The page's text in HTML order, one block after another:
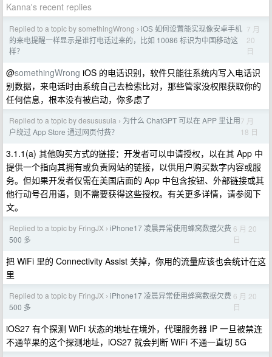
Kanna's recent replies
Replied to a topic by somethingWrong › iOS 如何设置能实现像安卓手机
的来电提醒一样显示是谁打电话过来的，比如 10086 标识为中国移动这
样？
7 月
20
日
@somethingWrong iOS 的电话识别，软件只能往系统内写入电话识
别数据，来电话时由系统自己去检索比对，那些管家没权限获取你的
任何信息，根本没有被启动，你多虑了
Replied to a topic by desususula › 为什么 ChatGPT 可以在 APP 里让用
户绕过 App Store 通过网页付费？
7 月
18 日
3.1.1(a) 其他购买方式的链接：开发者可以申请授权，以在其 App 中
提供一个指向其拥有或负责网站的链接，以供用户购买数字内容或服
务。但如果开发者仅需在美国店面的 App 中包含按钮、外部链接或其
他行动号召用语，则不需要获得这些授权。有关更多详情，请参阅下
文。
Replied to a topic by FringJX › iPhone17 凌晨异常使用蜂窝数据欠费
500 多
6 月 20
日
把 WiFi 里的 Connectivity Assist 关掉，你用的流量应该也会统计在这
里
Replied to a topic by FringJX › iPhone17 凌晨异常使用蜂窝数据欠费
500 多
6 月 20
日
iOS27 有个探测 WiFi 状态的地址在境外，代理服务器 IP 一旦被禁连
不通苹果的这个探测地址，iOS27 就会判断 WiFi 不通一直切 5G